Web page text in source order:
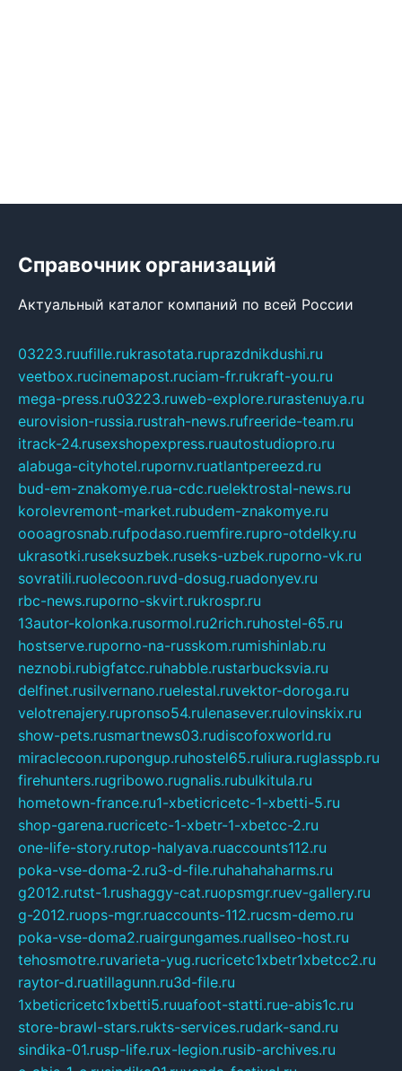
Справочник организаций
Актуальный каталог компаний по всей России
03223.ruufille.rukrasotata.ruprazdnikdushi.ru
veetbox.rucinemapost.ruciam-fr.rukraft-you.ru
mega-press.ru03223.ruweb-explore.rurastenuya.ru
eurovision-russia.rustrah-news.rufreeride-team.ru
itrack-24.rusexshopexpress.ruautostudiopro.ru
alabuga-cityhotel.rupornv.ruatlantpereezd.ru
bud-em-znakomye.rua-cdc.ruelektrostal-news.ru
korolevremont-market.rubudem-znakomye.ru
oooagrosnab.rufpodaso.ruemfire.rupro-otdelky.ru
ukrasotki.ruseksuzbek.ruseks-uzbek.ruporno-vk.ru
sovratili.ruolecoon.ruvd-dosug.ruadonyev.ru
rbc-news.ruporno-skvirt.rukrospr.ru
13autor-kolonka.rusormol.ru2rich.ruhostel-65.ru
hostserve.ruporno-na-russkom.rumishinlab.ru
neznobi.rubigfatcc.ruhabble.rustarbucksvia.ru
delfinet.rusilvernano.ruelestal.ruvektor-doroga.ru
velotrenajery.rupronso54.rulenasever.rulovinskix.ru
show-pets.rusmartnews03.rudiscofoxworld.ru
miraclecoon.rupongup.ruhostel65.ruliura.ruglasspb.ru
firehunters.rugribowo.rugnalis.rubulkitula.ru
hometown-france.ru1-xbeticricetc-1-xbetti-5.ru
shop-garena.rucricetc-1-xbetr-1-xbetcc-2.ru
one-life-story.rutop-halyava.ruaccounts112.ru
poka-vse-doma-2.ru3-d-file.ruhahahaharms.ru
g2012.rutst-1.rushaggy-cat.ruopsmgr.ruev-gallery.ru
g-2012.ruops-mgr.ruaccounts-112.rucsm-demo.ru
poka-vse-doma2.ruairgungames.ruallseo-host.ru
tehosmotre.ruvarieta-yug.rucricetc1xbetr1xbetcc2.ru
raytor-d.ruatillagunn.ru3d-file.ru
1xbeticricetc1xbetti5.ruuafoot-statti.rue-abis1c.ru
store-brawl-stars.rukts-services.rudark-sand.ru
sindika-01.rusp-life.rux-legion.rusib-archives.ru